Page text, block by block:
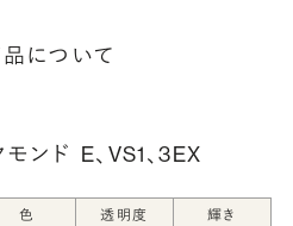
ださい）。
輪の内側に留める宝石のこ
について
ンド E、VS1、3EX
色 透明度 輝き